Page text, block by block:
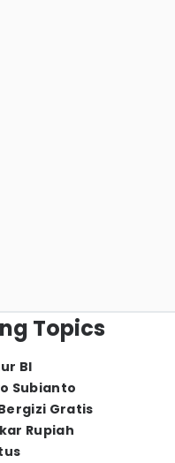
Topics
BI
Subianto
Gratis
Rupiah